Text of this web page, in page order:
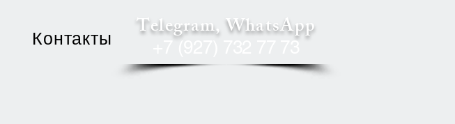
Контакты Telegram, WhatsApp
+7 (927) 732 77 73